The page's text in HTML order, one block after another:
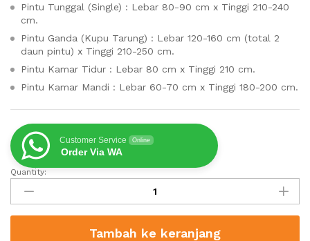
Pintu Tunggal (Single) : Lebar 80-90 cm x Tinggi 210-240
cm.
Pintu Ganda (Kupu Tarung) : Lebar 120-160 cm (total 2
daun pintu) x Tinggi 210-250 cm.
Pintu Kamar Tidur : Lebar 80 cm x Tinggi 210 cm.
Pintu Kamar Mandi : Lebar 60-70 cm x Tinggi 180-200 cm.
Customer Service Online
Order Via WA
Pintu
Rumah
Kayu
Jati
Quantity:
Tambah ke keranjang